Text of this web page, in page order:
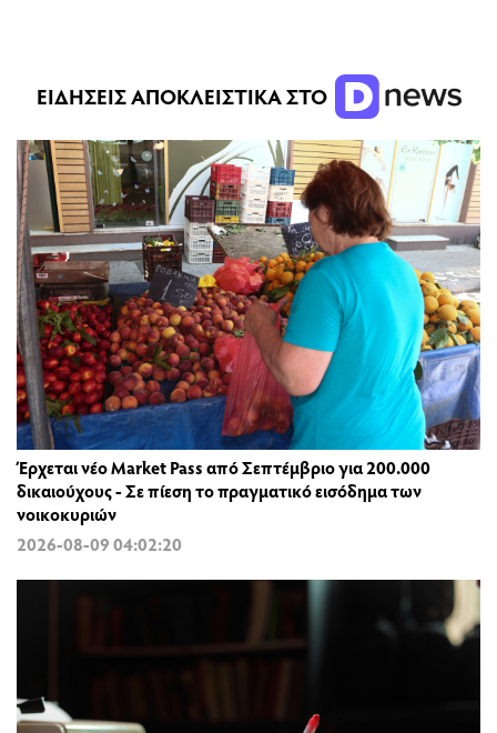
ΕΙΔΗΣΕΙΣ ΑΠΟΚΛΕΙΣΤΙΚΑ ΣΤΟ
Έρχεται νέο Market Pass από Σεπτέμβριο για 200.000
δικαιούχους - Σε πίεση το πραγματικό εισόδημα των
νοικοκυριών
2026-08-09 04:02:20